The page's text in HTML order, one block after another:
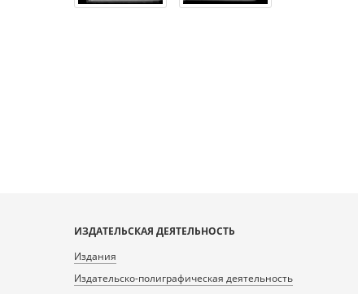
ИЗДАТЕЛЬСКАЯ ДЕЯТЕЛЬНОСТЬ
Издания
Издательско-полиграфическая деятельность